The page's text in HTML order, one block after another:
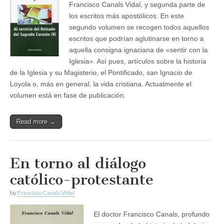
Francisco Canals Vidal, y segunda parte de
los escritos más apostólicos. En este
segundo volumen se recogen todos aquellos
escritos que podrían aglutinarse en torno a
aquella consigna ignaciana de «sentir con la
Iglesia». Así pues, artículos sobre la historia
de la Iglesia y su Magisterio, el Pontificado, san Ignacio de
Loyola o, más en general, la vida cristiana. Actualmente el
volumen está en fase de publicación.
Read more →
En torno al diálogo
católico-protestante
by Francisco Canals Vidal
El doctor Francisco Canals, profundo